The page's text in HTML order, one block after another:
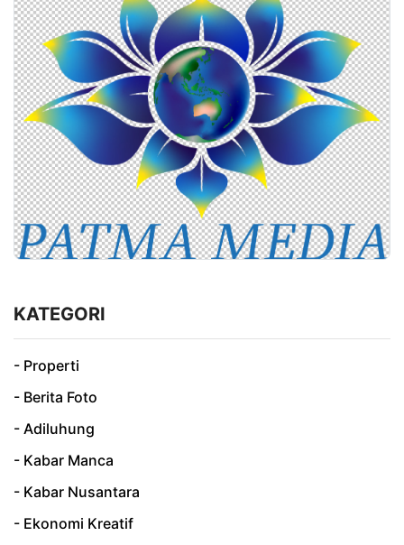
KATEGORI
- Properti
- Berita Foto
- Adiluhung
- Kabar Manca
- Kabar Nusantara
- Ekonomi Kreatif